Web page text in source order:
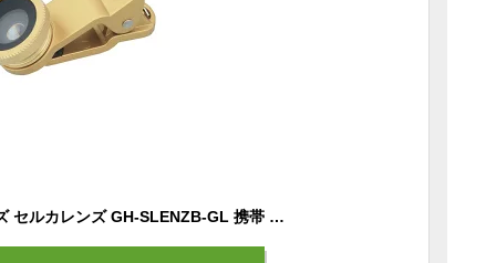
スマホ用 超広角レンズ セルカレンズ GH-SLENZB-GL 携帯 自撮り インスタ カメラ 写真 広角レンズ ワイド スマートフォン 自撮り 風景撮影 集合写真 iphone ipad xperia android PR01 グリーンハウス